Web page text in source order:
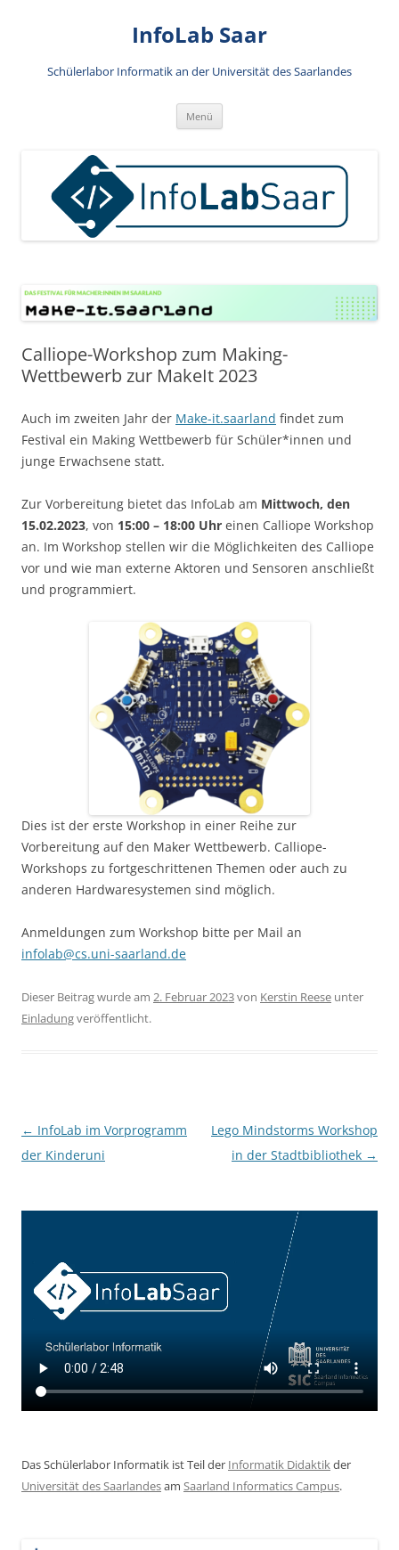
InfoLab Saar
Schülerlabor Informatik an der Universität des Saarlandes
Menü
Calliope-Workshop zum Making-
Wettbewerb zur MakeIt 2023
Auch im zweiten Jahr der Make-it.saarland findet zum
Festival ein Making Wettbewerb für Schüler*innen und
junge Erwachsene statt.
Zur Vorbereitung bietet das InfoLab am Mittwoch, den
15.02.2023, von 15:00 – 18:00 Uhr einen Calliope Workshop
an. Im Workshop stellen wir die Möglichkeiten des Calliope
vor und wie man externe Aktoren und Sensoren anschließt
und programmiert.
Dies ist der erste Workshop in einer Reihe zur
Vorbereitung auf den Maker Wettbewerb. Calliope-
Workshops zu fortgeschrittenen Themen oder auch zu
anderen Hardwaresystemen sind möglich.
Anmeldungen zum Workshop bitte per Mail an
infolab@cs.uni-saarland.de
Dieser Beitrag wurde am 2. Februar 2023von Kerstin Reese unter
Einladungveröffentlicht.
Beitragsnavigation
← InfoLab im Vorprogramm
der Kinderuni
Lego Mindstorms Workshop
in der Stadtbibliothek →
Das Schülerlabor Informatik ist Teil der Informatik Didaktikder
Universität des Saarlandesam Saarland Informatics Campus.